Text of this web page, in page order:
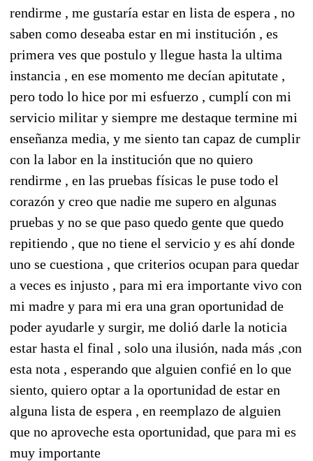
rendirme , me gustaría estar en lista de espera , no
saben como deseaba estar en mi institución , es
primera ves que postulo y llegue hasta la ultima
instancia , en ese momento me decían apitutate ,
pero todo lo hice por mi esfuerzo , cumplí con mi
servicio militar y siempre me destaque termine mi
enseñanza media, y me siento tan capaz de cumplir
con la labor en la institución que no quiero
rendirme , en las pruebas físicas le puse todo el
corazón y creo que nadie me supero en algunas
pruebas y no se que paso quedo gente que quedo
repitiendo , que no tiene el servicio y es ahí donde
uno se cuestiona , que criterios ocupan para quedar
a veces es injusto , para mi era importante vivo con
mi madre y para mi era una gran oportunidad de
poder ayudarle y surgir, me dolió darle la noticia
estar hasta el final , solo una ilusión, nada más ,con
esta nota , esperando que alguien confié en lo que
siento, quiero optar a la oportunidad de estar en
alguna lista de espera , en reemplazo de alguien
que no aproveche esta oportunidad, que para mi es
muy importante